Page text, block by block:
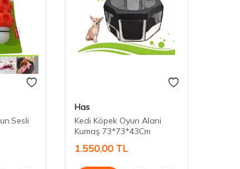
Has
Kedi Köpek Oyun Alani
Kumaş 73*73*43Cm
1.550,00 TL